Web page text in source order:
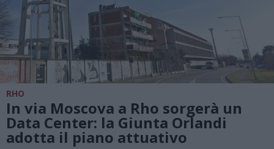
RHO
In via Moscova a Rho sorgerà un
Data Center: la Giunta Orlandi
adotta il piano attuativo